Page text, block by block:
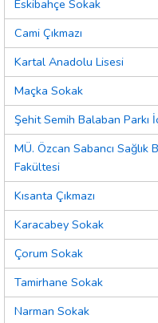
Eskibahçe Sokak
Cami Çıkmazı
Kartal Anadolu Lisesi
Maçka Sokak
Şehit Semih Balaban Parkı
MÜ. Özcan Sabancı Sağlık
Fakültesi
Kısanta Çıkmazı
Karacabey Sokak
Çorum Sokak
Tamirhane Sokak
Narman Sokak